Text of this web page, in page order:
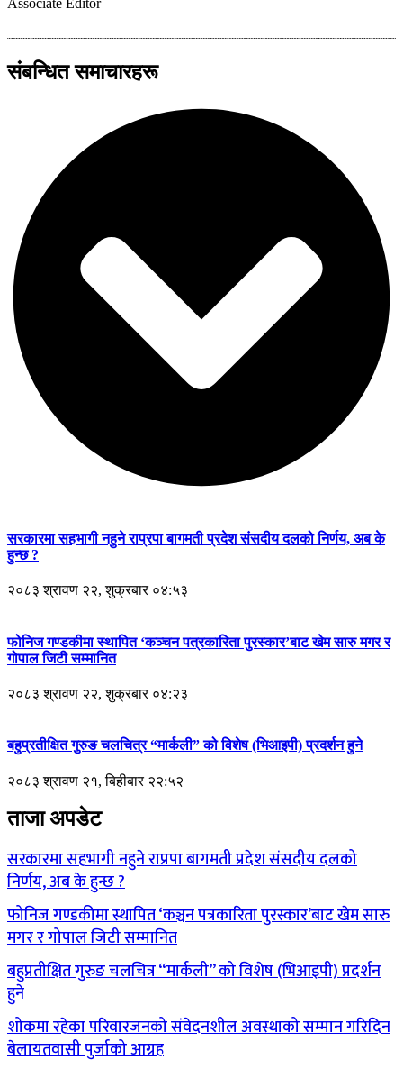
Associate Editor
संबन्धित समाचारहरू
सरकारमा सहभागी नहुने राप्रपा बागमती प्रदेश संसदीय दलको निर्णय, अब के
हुन्छ ?
२०८३ श्रावण २२, शुक्रबार ०४:५३
फोनिज गण्डकीमा स्थापित ‘कञ्चन पत्रकारिता पुरस्कार’बाट खेम सारु मगर र
गोपाल जिटी सम्मानित
२०८३ श्रावण २२, शुक्रबार ०४:२३
बहुप्रतीक्षित गुरुङ चलचित्र “मार्कली” को विशेष (भिआइपी) प्रदर्शन हुने
२०८३ श्रावण २१, बिहीबार २२:५२
ताजा अपडेट
सरकारमा सहभागी नहुने राप्रपा बागमती प्रदेश संसदीय दलको
निर्णय, अब के हुन्छ ?
फोनिज गण्डकीमा स्थापित ‘कञ्चन पत्रकारिता पुरस्कार’बाट खेम सारु
मगर र गोपाल जिटी सम्मानित
बहुप्रतीक्षित गुरुङ चलचित्र “मार्कली” को विशेष (भिआइपी) प्रदर्शन
हुने
शोकमा रहेका परिवारजनको संवेदनशील अवस्थाको सम्मान गरिदिन
बेलायतवासी पुर्जाको आग्रह